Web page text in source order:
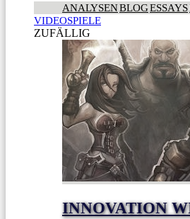
ANALYSENBLOGESSAYS
VIDEOSPIELE
ZUFÄLLIG
INNOVATION